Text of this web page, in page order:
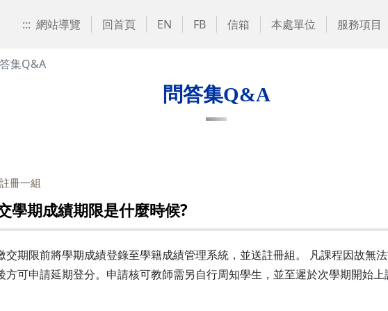
::: 網站導覽 回首頁 EN FB 信箱 本處單位 服務項目
集Q&A
問答集Q&A
冊一組
學期成績期限是什麼時候?
期限前將學期成績登錄至學籍成績管理系統，並送註冊組。 凡課程因故無
可申請延期登分。申請核可教師需另自行周知學生，並至遲於次學期開始上